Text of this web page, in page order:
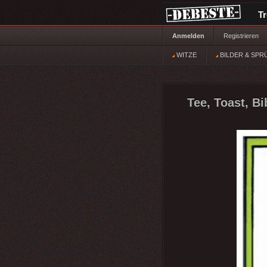
Anmelden Registrieren
WITZE BILDER &
Tee, Toast,